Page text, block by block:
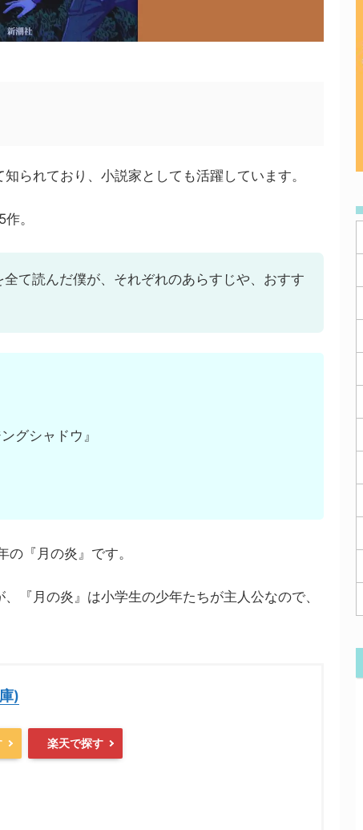
られており、小説家としても活躍しています。
。
て読んだ僕が、それぞれのあらすじや、おすす
グシャドウ』
『月の炎』です。
『月の炎』は小学生の少年たちが主人公なので、
)
楽天で探す